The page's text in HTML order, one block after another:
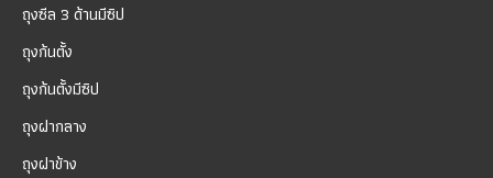
ถุงซีล 3 ด้านมีซิป
ถุงก้นตั้ง
ถุงก้นตั้งมีซิป
ถุงฝากลาง
ถุงฝาข้าง